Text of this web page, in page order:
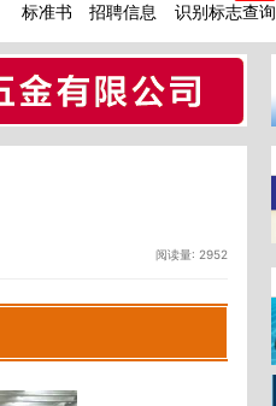
标准书 招聘信息 识别标志查询
阅读量: 2952